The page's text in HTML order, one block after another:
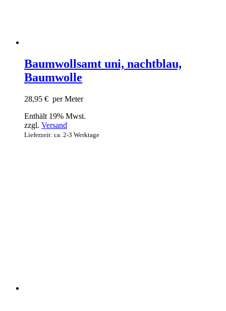
Baumwollsamt uni, nachtblau,
Baumwolle
28,95 € per Meter
Enthält 19% Mwst.
zzgl. Versand
Lieferzeit: ca. 2-3 Werktage